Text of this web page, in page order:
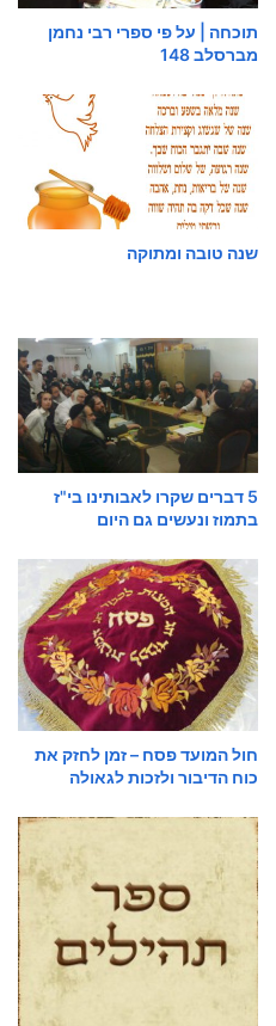
תוכחה | על פי ספרי רבי נחמן
מברסלב 148
שנה טובה ומתוקה
5 דברים שקרו לאבותינו בי"ז
בתמוז ונעשים גם היום
חול המועד פסח – זמן לחזק את
כוח הדיבור ולזכות לגאולה